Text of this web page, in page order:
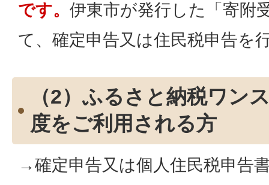
です。 伊東市が発行した「寄附
て、確定申告又は住民税申告を
（2）ふるさと納税ワン
度をご利用される方
→確定申告又は個人住民税申告